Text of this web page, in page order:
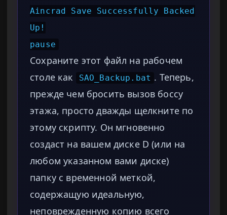
Aincrad Save Successfully Backed
Up!
pause
Сохраните этот файл на рабочем
столе как
SAO_Backup.bat . Теперь,
прежде чем бросить вызов боссу
этажа, просто дважды щелкните по
этому скрипту. Он мгновенно
создаст на вашем диске D (или на
любом указанном вами диске)
папку с временной меткой,
содержащую идеальную,
неповрежденную копию всего